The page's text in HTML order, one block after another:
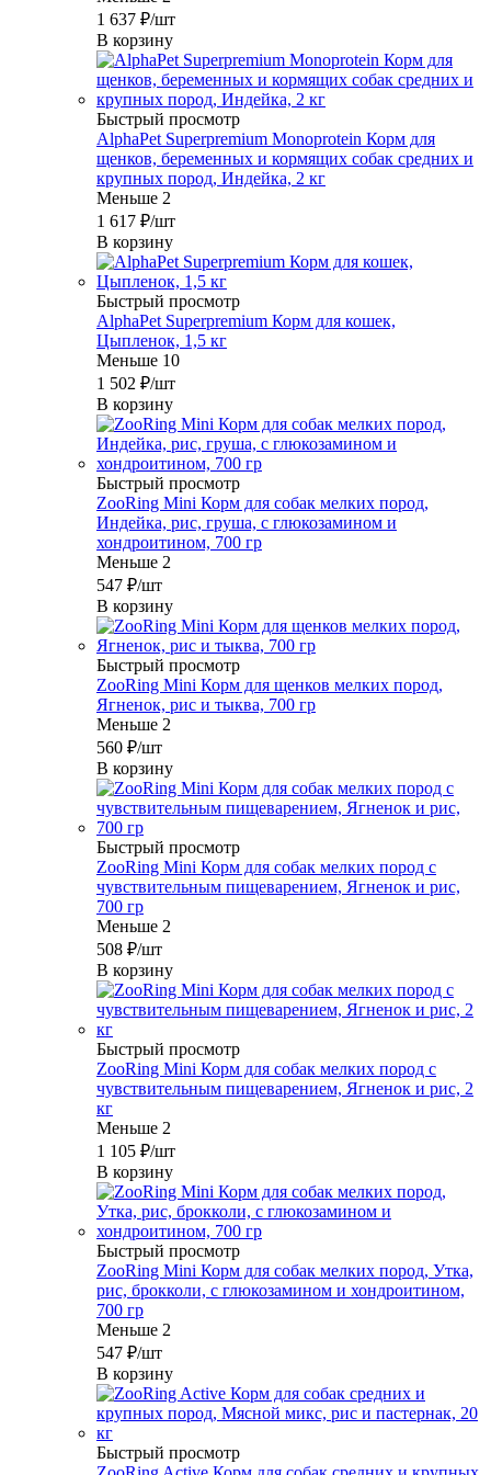
1 637 ₽/шт
В корзину
Быстрый просмотр
AlphaPet Superpremium Monoprotein Корм для
щенков, беременных и кормящих собак средних и
крупных пород, Индейка, 2 кг
Меньше 2
1 617 ₽/шт
В корзину
Быстрый просмотр
AlphaPet Superpremium Корм для кошек,
Цыпленок, 1,5 кг
Меньше 10
1 502 ₽/шт
В корзину
Быстрый просмотр
ZooRing Mini Корм для собак мелких пород,
Индейка, рис, груша, с глюкозамином и
хондроитином, 700 гр
Меньше 2
547 ₽/шт
В корзину
Быстрый просмотр
ZooRing Mini Корм для щенков мелких пород,
Ягненок, рис и тыква, 700 гр
Меньше 2
560 ₽/шт
В корзину
Быстрый просмотр
ZooRing Mini Корм для собак мелких пород с
чувствительным пищеварением, Ягненок и рис,
700 гр
Меньше 2
508 ₽/шт
В корзину
Быстрый просмотр
ZooRing Mini Корм для собак мелких пород с
чувствительным пищеварением, Ягненок и рис, 2
кг
Меньше 2
1 105 ₽/шт
В корзину
Быстрый просмотр
ZooRing Mini Корм для собак мелких пород, Утка,
рис, брокколи, с глюкозамином и хондроитином,
700 гр
Меньше 2
547 ₽/шт
В корзину
Быстрый просмотр